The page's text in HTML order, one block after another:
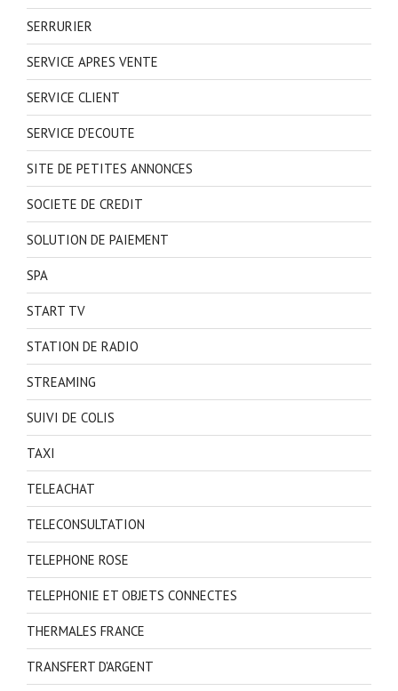
SERRURIER
SERVICE APRES VENTE
SERVICE CLIENT
SERVICE D'ECOUTE
SITE DE PETITES ANNONCES
SOCIETE DE CREDIT
SOLUTION DE PAIEMENT
SPA
START TV
STATION DE RADIO
STREAMING
SUIVI DE COLIS
TAXI
TELEACHAT
TELECONSULTATION
TELEPHONE ROSE
TELEPHONIE ET OBJETS CONNECTES
THERMALES FRANCE
TRANSFERT D'ARGENT